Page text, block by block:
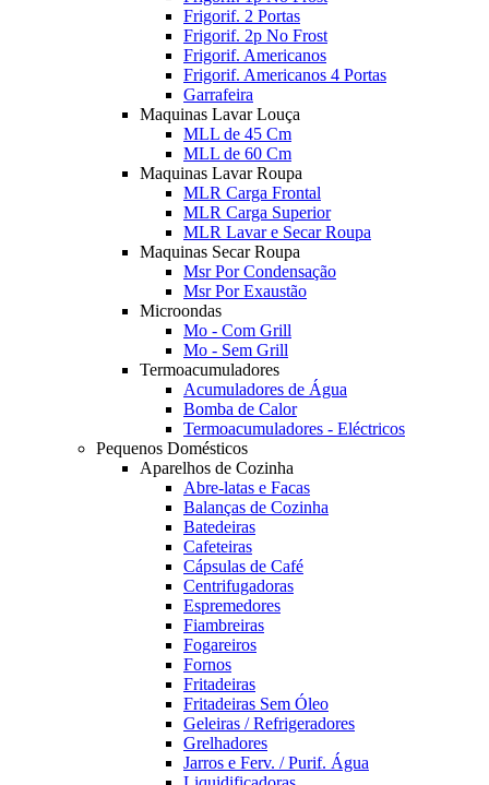
Frigorif. 2 Portas
Frigorif. 2p No Frost
Frigorif. Americanos
Frigorif. Americanos 4 Portas
Garrafeira
Maquinas Lavar Louça
MLL de 45 Cm
MLL de 60 Cm
Maquinas Lavar Roupa
MLR Carga Frontal
MLR Carga Superior
MLR Lavar e Secar Roupa
Maquinas Secar Roupa
Msr Por Condensação
Msr Por Exaustão
Microondas
Mo - Com Grill
Mo - Sem Grill
Termoacumuladores
Acumuladores de Água
Bomba de Calor
Termoacumuladores - Eléctricos
Pequenos Domésticos
Aparelhos de Cozinha
Abre-latas e Facas
Balanças de Cozinha
Batedeiras
Cafeteiras
Cápsulas de Café
Centrifugadoras
Espremedores
Fiambreiras
Fogareiros
Fornos
Fritadeiras
Fritadeiras Sem Óleo
Geleiras / Refrigeradores
Grelhadores
Jarros e Ferv. / Purif. Água